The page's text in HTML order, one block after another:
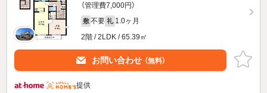
（管理費7,000円）
敷 不要 礼 1.0ヶ月
2階 / 2LDK / 65.39㎡
お問い合わせ （無料）
提供